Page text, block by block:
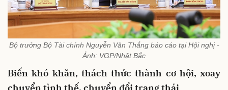
Bộ trưởng Bộ Tài chính Nguyễn Văn Thắng báo cáo tại Hội nghị -
Ảnh: VGP/Nhật Bắc
Biến khó khăn, thách thức thành cơ hội, xoay